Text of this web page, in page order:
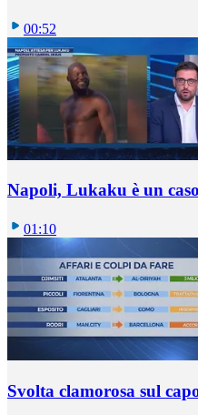
00:52
Napoli, Lukaku è un
01:10
Svolta clamorosa sul